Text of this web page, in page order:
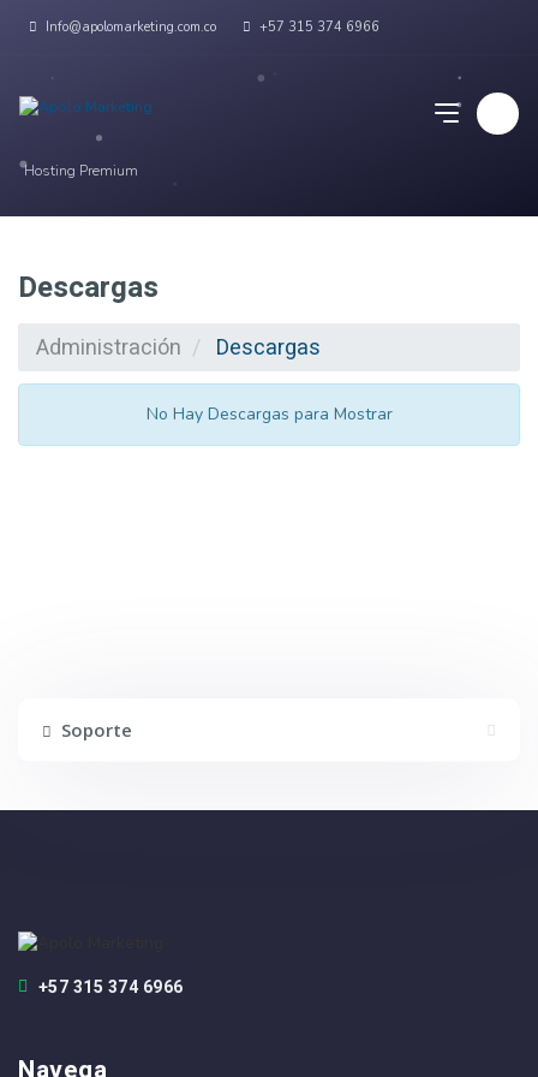
Info@apolomarketing.com.co +57 315 374 6966
Hosting Premium
Descargas
Administración Descargas
No Hay Descargas para Mostrar
Soporte
+57 315 374 6966